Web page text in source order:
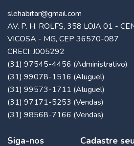
slehabitar@gmail.com
AV. P. H. ROLFS, 358 LOJA 01 -
VICOSA - MG, CEP 36570-087
CRECI: J005292
(31) 97545-4456 (Administrativo)
(31) 99078-1516 (Aluguel)
(31) 99573-1711 (Aluguel)
(31) 97171-5253 (Vendas)
(31) 98568-7166 (Vendas)
Siga-nos Cadastre